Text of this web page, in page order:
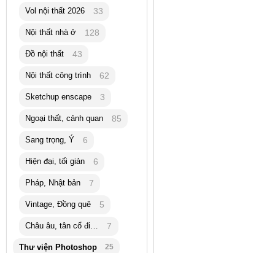
Vol nội thất 2026 33
Nội thất nhà ở 128
Đồ nội thất 43
Nội thất công trình 62
Sketchup enscape 3
Ngoại thất, cảnh quan 85
Sang trọng, Ý 6
Hiện đại, tối giản 6
Pháp, Nhật bản 7
Vintage, Đồng quê 5
Châu âu, tân cổ điển 7
Thư viện Photoshop 25